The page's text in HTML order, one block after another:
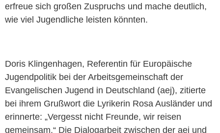
erfreue sich großen Zuspruchs und mache deutlich,
wie viel Jugendliche leisten könnten.
Doris Klingenhagen, Referentin für Europäische
Jugendpolitik bei der Arbeitsgemeinschaft der
Evangelischen Jugend in Deutschland (aej), zitierte
bei ihrem Grußwort die Lyrikerin Rosa Ausländer und
erinnerte: „Vergesst nicht Freunde, wir reisen
gemeinsam.“ Die Dialogarbeit zwischen der aej und